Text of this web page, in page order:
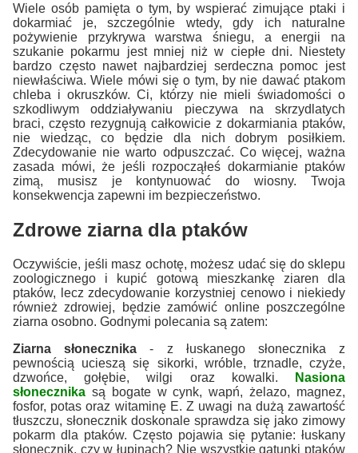
Wiele osób pamięta o tym, by wspierać zimujące ptaki i
dokarmiać je, szczególnie wtedy, gdy ich naturalne
pożywienie przykrywa warstwa śniegu, a energii na
szukanie pokarmu jest mniej niż w ciepłe dni. Niestety
bardzo często nawet najbardziej serdeczna pomoc jest
niewłaściwa. Wiele mówi się o tym, by nie dawać ptakom
chleba i okruszków. Ci, którzy nie mieli świadomości o
szkodliwym oddziaływaniu pieczywa na skrzydlatych
braci, często rezygnują całkowicie z dokarmiania ptaków,
nie wiedząc, co będzie dla nich dobrym posiłkiem.
Zdecydowanie nie warto odpuszczać. Co więcej, ważna
zasada mówi, że jeśli rozpocząłeś dokarmianie ptaków
zimą, musisz je kontynuować do wiosny. Twoja
konsekwencja zapewni im bezpieczeństwo.
Zdrowe ziarna dla ptaków
Oczywiście, jeśli masz ochotę, możesz udać się do sklepu
zoologicznego i kupić gotową mieszkankę ziaren dla
ptaków, lecz zdecydowanie korzystniej cenowo i niekiedy
również zdrowiej, będzie zamówić online poszczególne
ziarna osobno. Godnymi polecania są zatem:
Ziarna słonecznika - z łuskanego słonecznika z
pewnością ucieszą się sikorki, wróble, trznadle, czyże,
dzwońce, gołębie, wilgi oraz kowalki.
Nasiona
słonecznika są bogate w cynk, wapń, żelazo, magnez,
fosfor, potas oraz witaminę E. Z uwagi na dużą zawartość
tłuszczu, słonecznik doskonale sprawdza się jako zimowy
pokarm dla ptaków. Często pojawia się pytanie: łuskany
słonecznik, czy w łupinach? Nie wszystkie gatunki ptaków